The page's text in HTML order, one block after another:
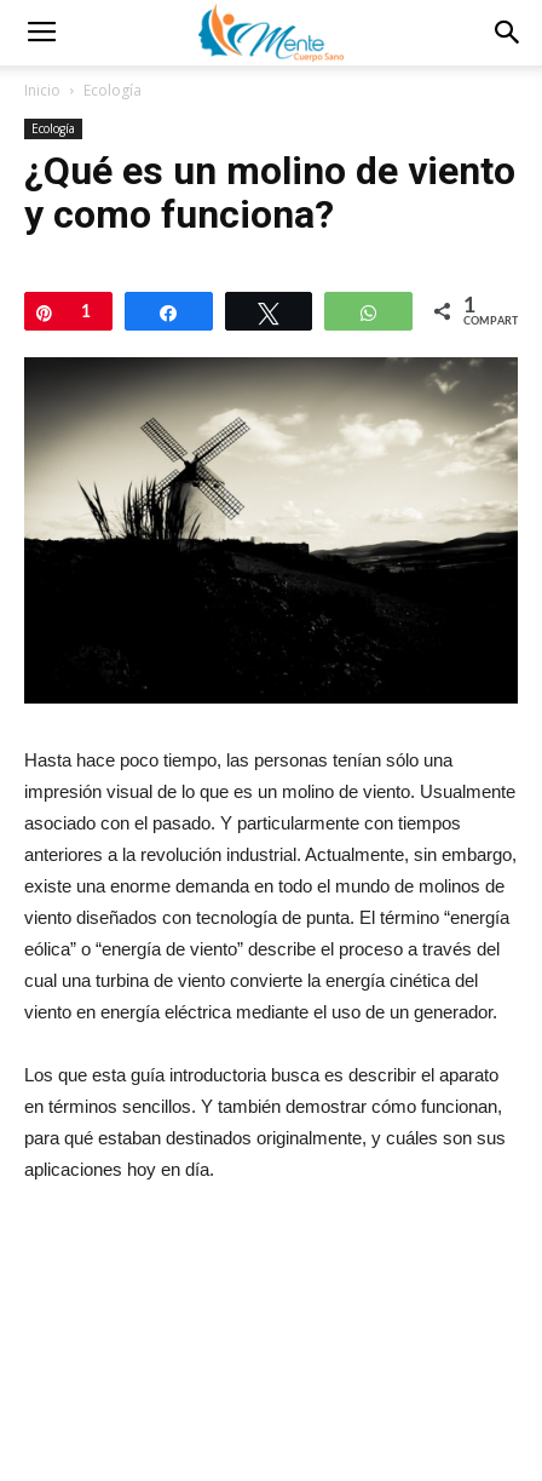
Inicio Ecología
Ecología
¿Qué es un molino de viento
y como funciona?
Pin
1 Compartir WhatsApp
1
COMPARTIR
Hasta hace poco tiempo, las personas tenían sólo una
impresión visual de lo que es un molino de viento. Usualmente
asociado con el pasado. Y particularmente con tiempos
anteriores a la revolución industrial. Actualmente, sin embargo,
existe una enorme demanda en todo el mundo de molinos de
viento diseñados con tecnología de punta. El término “energía
eólica” o “energía de viento” describe el proceso a través del
cual una turbina de viento convierte la energía cinética del
viento en energía eléctrica mediante el uso de un generador.
Los que esta guía introductoria busca es describir el aparato
en términos sencillos. Y también demostrar cómo funcionan,
para qué estaban destinados originalmente, y cuáles son sus
aplicaciones hoy en día.